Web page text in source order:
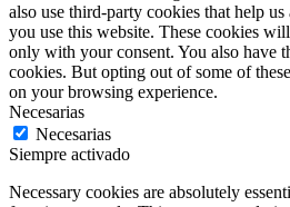
also use third-party cookies that help
you use this website. These cookies
only with your consent. You also have
cookies. But opting out of some of
on your browsing experience.
Necesarias
Necesarias
Siempre activado
Necessary cookies are absolutely